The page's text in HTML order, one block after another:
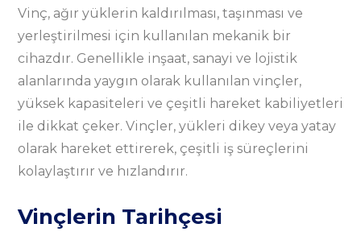
Vinç, ağır yüklerin kaldırılması, taşınması ve
yerleştirilmesi için kullanılan mekanik bir
cihazdır. Genellikle inşaat, sanayi ve lojistik
alanlarında yaygın olarak kullanılan vinçler,
yüksek kapasiteleri ve çeşitli hareket kabiliyetleri
ile dikkat çeker. Vinçler, yükleri dikey veya yatay
olarak hareket ettirerek, çeşitli iş süreçlerini
kolaylaştırır ve hızlandırır.
Vinçlerin Tarihçesi